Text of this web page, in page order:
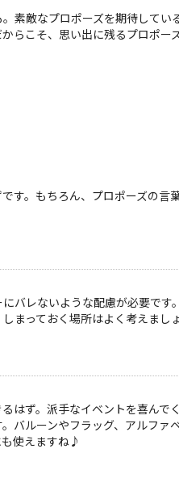
素敵なプロポーズを期待してい
らこそ、思い出に残るプロポー
す。もちろん、プロポーズの言
バレないような配慮が必要です
まっておく場所はよく考えましょ
はず。派手なイベントを喜んで
バルーンやフラッグ、アルファ
使えますね♪